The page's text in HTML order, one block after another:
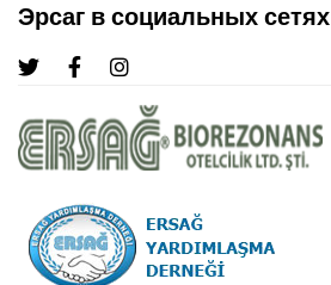
Эрсаг в социальных сетях